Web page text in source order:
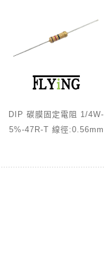
DIP 碳膜固定電阻 1/4W-
5%-47R-T 線徑:0.56mm